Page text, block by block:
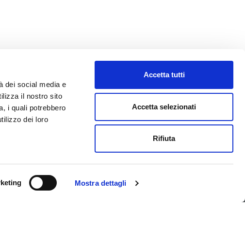
dei social media e
il nostro sito
i quali potrebbero
dei loro
Mostra dettagli
Accetta tutti
Accetta selezionati
Rifiuta
APRI UN TICKET